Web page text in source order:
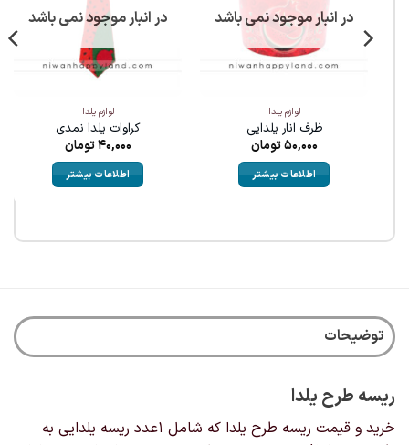
در انبار موجود نمی باشد
لوازم یلدا
ظرف انار یلدایی
50,000تومان
اطلاعات بیشتر
در انبار موجود نمی باشد
لوازم یلدا
کراوات یلدا نمدی
40,000تومان
اطلاعات بیشتر
توضیحات
ریسه طرح یلدا
خرید و قیمت ریسه طرح یلدا که شامل ۱عدد ریسه یلدایی به